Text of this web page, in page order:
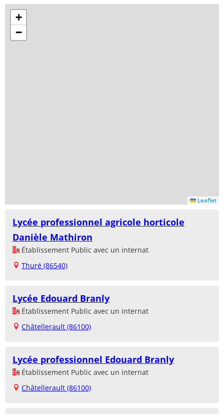
+
−
Leaflet
Lycée professionnel agricole horticole
Danièle Mathiron
Établissement Public avec un internat
Thuré (86540)
Lycée Edouard Branly
Établissement Public avec un internat
Châtellerault (86100)
Lycée professionnel Edouard Branly
Établissement Public avec un internat
Châtellerault (86100)